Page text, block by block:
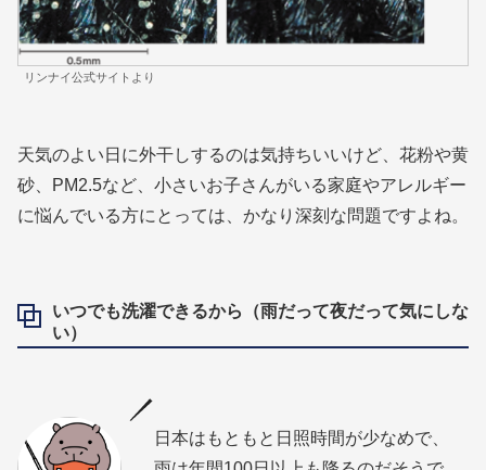
リンナイ公式サイトより
天気のよい日に外干しするのは気持ちいいけど、花粉や黄
砂、PM2.5など、小さいお子さんがいる家庭やアレルギー
に悩んでいる方にとっては、かなり深刻な問題ですよね。
いつでも洗濯できるから（雨だって夜だって気にしな
い）
日本はもともと日照時間が少なめで、